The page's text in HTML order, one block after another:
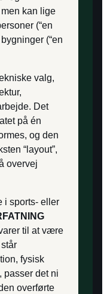
kan lige
(“en
(“en
valg,
Det
på én
og den
“layout”,
overvej
i sports- eller
til at være
fysisk
det ni
overførte